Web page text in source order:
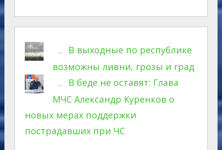
В выходные по республике
возможны ливни, грозы и град
В беде не оставят: Глава
МЧС Александр Куренков о
новых мерах поддержки
пострадавших при ЧС